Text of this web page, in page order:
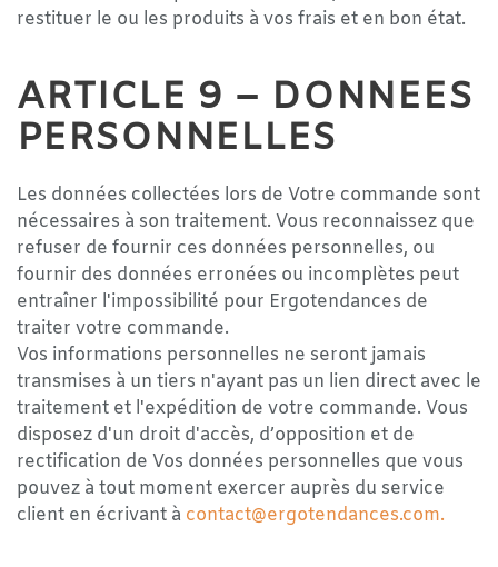
restituer le ou les produits à vos frais et en bon état.
ARTICLE 9 – DONNEES
PERSONNELLES
Les données collectées lors de Votre commande sont
nécessaires à son traitement. Vous reconnaissez que
refuser de fournir ces données personnelles, ou
fournir des données erronées ou incomplètes peut
entraîner l'impossibilité pour Ergotendances de
traiter votre commande.
Vos informations personnelles ne seront jamais
transmises à un tiers n'ayant pas un lien direct avec le
traitement et l'expédition de votre commande. Vous
disposez d'un droit d'accès, d’opposition et de
rectification de Vos données personnelles que vous
pouvez à tout moment exercer auprès du service
client en écrivant à contact@ergotendances.com.